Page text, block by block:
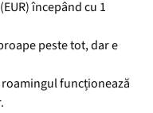
începând cu 1
peste tot, dar e
funcționează